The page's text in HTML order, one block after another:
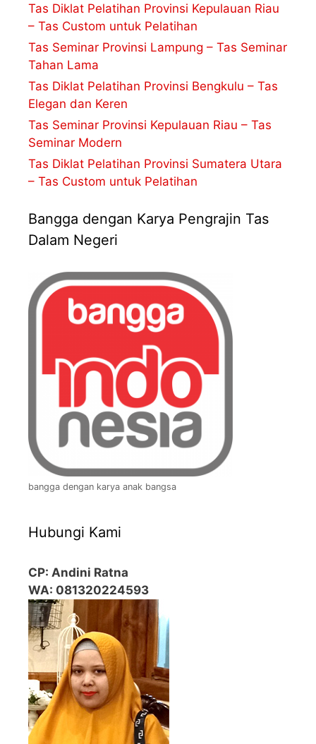
Tas Diklat Pelatihan Provinsi Kepulauan Riau
– Tas Custom untuk Pelatihan
Tas Seminar Provinsi Lampung – Tas Seminar
Tahan Lama
Tas Diklat Pelatihan Provinsi Bengkulu – Tas
Elegan dan Keren
Tas Seminar Provinsi Kepulauan Riau – Tas
Seminar Modern
Tas Diklat Pelatihan Provinsi Sumatera Utara
– Tas Custom untuk Pelatihan
Bangga dengan Karya Pengrajin Tas
Dalam Negeri
bangga dengan karya anak bangsa
Hubungi Kami
CP: Andini Ratna
WA: 081320224593